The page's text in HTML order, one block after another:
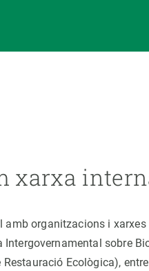
xarxa
amb organitzacions i
sobre
Ecològica),